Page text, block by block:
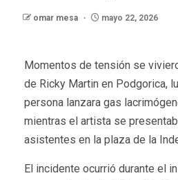
omar mesa mayo 22, 2026
Momentos de tensión se
de Ricky Martin en Podgorica,
persona lanzara gas
mientras el artista se
asistentes en la plaza de la
El incidente ocurrió durante el